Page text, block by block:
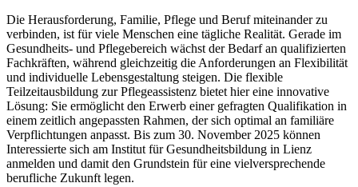
Die Herausforderung, Familie, Pflege und Beruf miteinander zu
verbinden, ist für viele Menschen eine tägliche Realität. Gerade im
Gesundheits- und Pflegebereich wächst der Bedarf an qualifizierten
Fachkräften, während gleichzeitig die Anforderungen an Flexibilität
und individuelle Lebensgestaltung steigen. Die flexible
Teilzeitausbildung zur Pflegeassistenz bietet hier eine innovative
Lösung: Sie ermöglicht den Erwerb einer gefragten Qualifikation in
einem zeitlich angepassten Rahmen, der sich optimal an familiäre
Verpflichtungen anpasst. Bis zum 30. November 2025 können
Interessierte sich am Institut für Gesundheitsbildung in Lienz
anmelden und damit den Grundstein für eine vielversprechende
berufliche Zukunft legen.